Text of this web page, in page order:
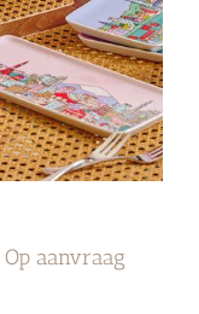
aanvraag